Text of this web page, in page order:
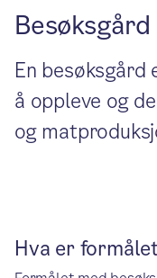
Besøksgård
En
å oppleve og
og
Hva er